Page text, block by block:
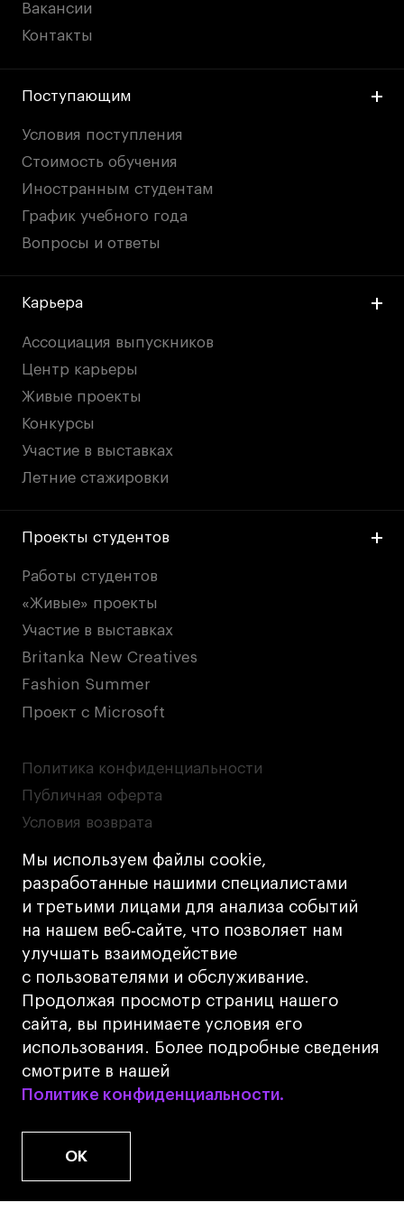
Мы используем файлы cookie,
разработанные нашими специалистами
и третьими лицами для анализа событий
на нашем веб‑сайте, что позволяет нам
улучшать взаимодействие
с пользователями и обслуживание.
Продолжая просмотр страниц нашего
сайта, вы принимаете условия его
использования. Более подробные сведения
смотрите в нашей
Политике конфиденциальности.
Политике конфиденциальности.
OK
Вакансии
Контакты
Поступающим
Условия поступления
Стоимость обучения
Иностранным студентам
График учебного года
Вопросы и ответы
Карьера
Ассоциация выпускников
Центр карьеры
Живые проекты
Конкурсы
Участие в выставках
Летние стажировки
Проекты студентов
Работы студентов
«Живые» проекты
Участие в выставках
Britanka New Creatives
Fashion Summer
Проект с Microsoft
© 2026 БВШД
Политика конфиденциальности
Публичная оферта
Условия возврата
Кредит на образование с господдержкой
Лицензия на осуществление образовательной
деятельности АНО ВО «Универсальный
Университет»
Карта сайта
Дизайн
Разработка